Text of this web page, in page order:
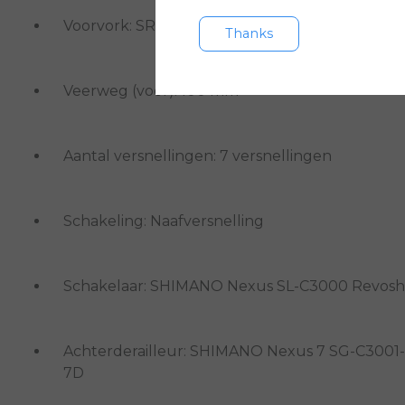
Voorvork: SR SUNTOUR NVX-30
Veerweg (voor): 100 mm
Aantal versnellingen: 7 versnellingen
Schakeling: Naafversnelling
Schakelaar: SHIMANO Nexus SL-C3000
Achterderailleur: SHIMANO Nexus 7 SG-C3001-
7D
Thanks